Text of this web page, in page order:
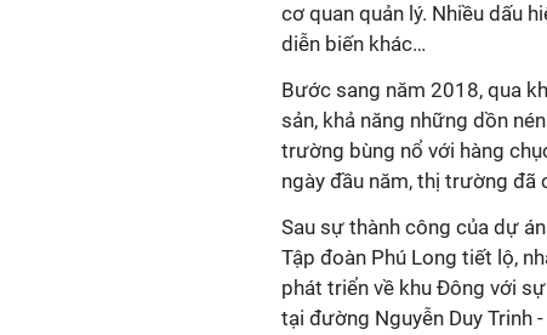
cơ quan quản lý. Nhiều dấu
diễn biến khác…
Bước sang năm 2018, qua
sản, khả năng những dồn
trường bùng nổ với hàng
ngày đầu năm, thị trường
Sau sự thành công của dự
Tập đoàn Phú Long tiết lộ,
phát triển về khu Đông với
tại đường Nguyễn Duy Trinh